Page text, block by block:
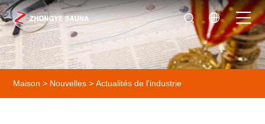
Maison > Nouvelles >Actualités de l'industrie